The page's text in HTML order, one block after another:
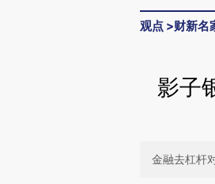
观点 >财新名
影子
金融去杠杆